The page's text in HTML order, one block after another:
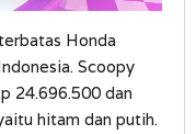
Honda
Scoopy
24.696.500 dan
hitam dan putih.